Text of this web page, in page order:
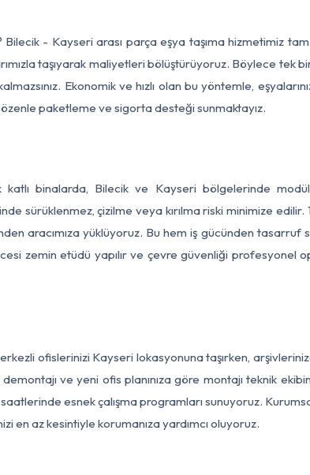
- Kayseri arası parça eşya taşıma hizmetimiz
taşıyarak maliyetleri bölüştürüyoruz. Böylece tek bir
Ekonomik ve hızlı olan bu yöntemle,
özenle paketleme ve sigorta desteği sunmaktayız.
binalarda, Bilecik ve Kayseri bölgelerinde
sürüklenmez, çizilme veya kırılma riski minimize edilir.
aracımıza yüklüyoruz. Bu hem iş gücünden tasarruf
zemin etüdü yapılır ve çevre güvenliği profesyonel
ofislerinizi Kayseri lokasyonuna taşırken,
ve yeni ofis planınıza göre montajı teknik
esnek çalışma programları sunuyoruz. Kurumsal
en az kesintiyle korumanıza yardımcı oluyoruz.